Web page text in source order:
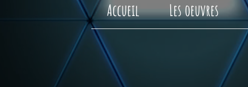
Accueil Les oeuvres